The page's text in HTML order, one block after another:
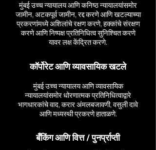
मुंबई उच्च न्यायालय आणि कनिष्ठ न्यायालयांसमोर
जामीन, अटकपूर्व जामीन, रद्द करणे आणि खटल्याच्या
प्रकरणांमध्ये अशिलांचे रक्षण करणे, हक्कांचे संरक्षण
करणे आणि निष्पक्ष प्रतिनिधित्व सुनिश्चित करणे
यावर लक्ष केंद्रित करणे.
कॉर्पोरेट आणि व्यावसायिक खटले
मुंबई उच्च न्यायालय आणि व्यावसायिक
न्यायालयांसमोर धोरणात्मक प्रतिनिधित्वाद्वारे
भागधारकांचे वाद, करार अंमलबजावणी, वसुली दावे
आणि मध्यस्थी प्रकरणे हाताळणे.
बँकिंग आणि वित्त / पुनर्प्राप्ती